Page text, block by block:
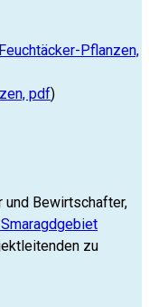
Pflanzen,
pdf)
Bewirtschafter,
zu